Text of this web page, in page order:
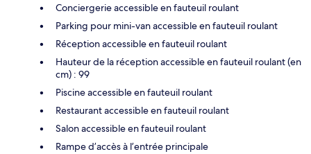
Conciergerie accessible en fauteuil roulant
Parking pour mini-van accessible en fauteuil roulant
Réception accessible en fauteuil roulant
Hauteur de la réception accessible en fauteuil roulant (en
cm) : 99
Piscine accessible en fauteuil roulant
Restaurant accessible en fauteuil roulant
Salon accessible en fauteuil roulant
Rampe d’accès à l’entrée principale